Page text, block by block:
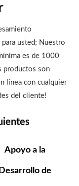
usted; Nuestro
es de 1000
productos son
línea con cualquier
del cliente!
Apoyo a la
de